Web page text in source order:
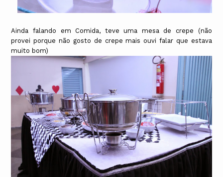
Ainda falando em Comida, teve uma mesa de crepe (não
provei porque não gosto de crepe mais ouvi falar que estava
muito bom)